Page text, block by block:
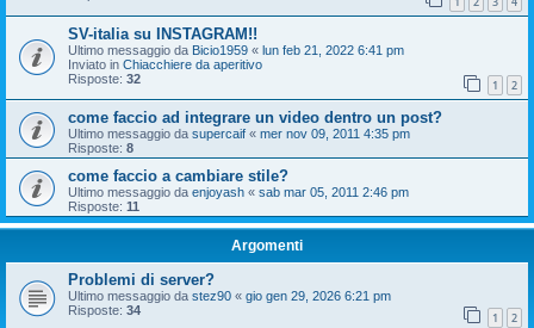
SV-italia su INSTAGRAM!!
Ultimo messaggio da Bicio1959 « lun feb 21, 2022 6:41 pm
Inviato in Chiacchiere da aperitivo
Risposte: 32 1 2
come faccio ad integrare un video dentro un post?
Ultimo messaggio da supercaif « mer nov 09, 2011 4:35 pm
Risposte: 8
come faccio a cambiare stile?
Ultimo messaggio da enjoyash « sab mar 05, 2011 2:46 pm
Risposte: 11
Argomenti
Problemi di server?
Ultimo messaggio da stez90 « gio gen 29, 2026 6:21 pm
Risposte: 34 1 2